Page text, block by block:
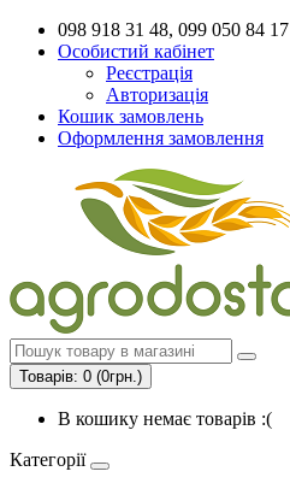
098 918 31 48, 099 050 84 17
Особистий кабінет
Реєстрація
Авторизація
Кошик замовлень
Оформлення замовлення
Товарів: 0 (0грн.)
В кошику немає товарів :(
Категорії